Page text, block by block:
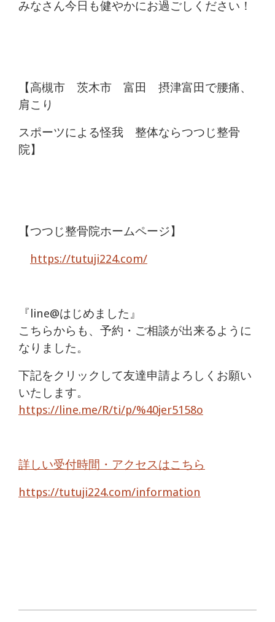
みなさん今日も健やかにお過ごしください！
【高槻市 茨木市 富田 摂津富田で腰痛、
肩こり
スポーツによる怪我 整体ならつつじ整骨
院】
【つつじ整骨院ホームページ】
https://tutuji224.com/
『line@はじめました』
こちらからも、予約・ご相談が出来るように
なりました。
下記をクリックして友達申請よろしくお願い
いたします。
https://line.me/R/ti/p/%40jer5158o
詳しい受付時間・アクセスはこちら
https://tutuji224.com/information